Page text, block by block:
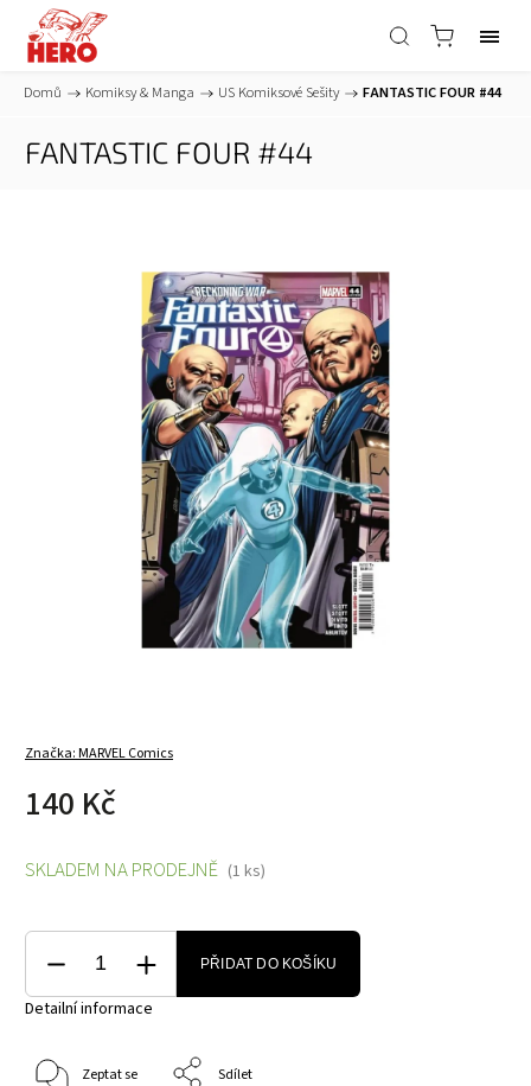
Domů / Komiksy & Manga / US Komiksové Sešity / FANTASTIC FOUR #44
FANTASTIC FOUR #44
Značka:MARVEL Comics
140 Kč
SKLADEM NA PRODEJNĚ (1 ks)
PŘIDAT DO KOŠÍKU
Detailní informace
Zeptat se Sdílet